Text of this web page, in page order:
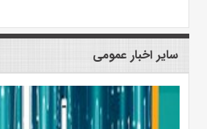
سایر اخبار عمومی